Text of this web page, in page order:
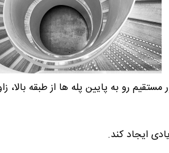
مستقیم رو به پایین پله ها از طبقه
ایجاد کند.